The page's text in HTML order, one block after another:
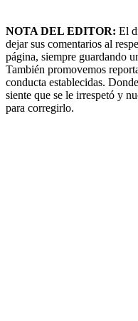
NOTA DEL EDITOR: El
dejar sus comentarios al
página, siempre guardando
También promovemos
conducta establecidas.
siente que se le irrespetó y
para corregirlo.